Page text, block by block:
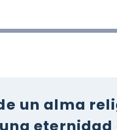
un alma
eternidad